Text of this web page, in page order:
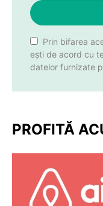
Prin bifarea
ești de acord cu
datelor furnizate
PROFITĂ